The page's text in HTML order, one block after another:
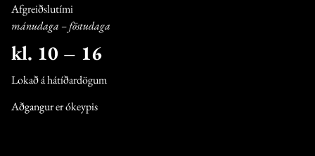
Afgreiðslutími
mánudaga – föstudaga
kl. 10 – 16
Lokað á hátíðardögum
Aðgangur er ókeypis